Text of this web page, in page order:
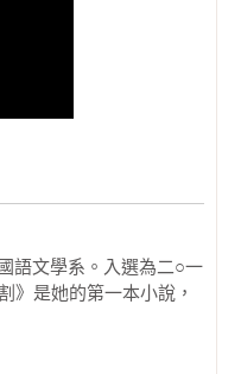
主角一起行動、一起冒
語文學系。入選為二○一
》是她的第一本小說，